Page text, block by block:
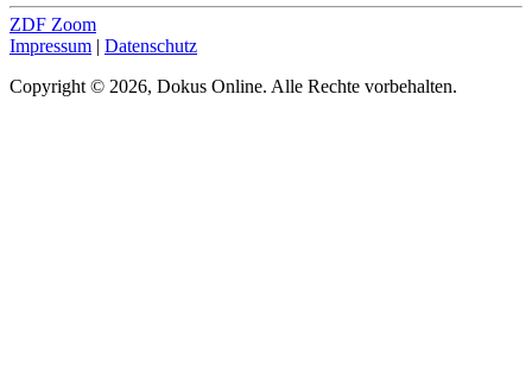
ZDF Zoom
Impressum | Datenschutz
Copyright © 2026, Dokus Online. Alle Rechte vorbehalten.